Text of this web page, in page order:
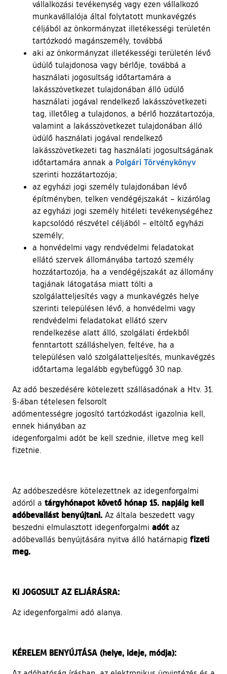
vállalkozási tevékenység vagy ezen vállalkozó
munkavállalója által folytatott munkavégzés
céljából az önkormányzat illetékességi területén
tartózkodó magánszemély, továbbá
aki az önkormányzat illetékességi területén lévő
üdülő tulajdonosa vagy bérlője, továbbá a
használati jogosultság időtartamára a
lakásszövetkezet tulajdonában álló üdülő
használati jogával rendelkező lakásszövetkezeti
tag, illetőleg a tulajdonos, a bérlő hozzátartozója,
valamint a lakásszövetkezet tulajdonában álló
üdülő használati jogával rendelkező
lakásszövetkezeti tag használati jogosultságának
időtartamára annak a Polgári Törvénykönyv(külső
szerinti hozzátartozója;
az egyházi jogi személy tulajdonában lévő
építményben, telken vendégéjszakát – kizárólag
az egyházi jogi személy hitéleti tevékenységéhez
kapcsolódó részvétel céljából – eltöltő egyházi
személy;
a honvédelmi vagy rendvédelmi feladatokat
ellátó szervek állományába tartozó személy
hozzátartozója, ha a vendégéjszakát az állomány
tagjának látogatása miatt tölti a
szolgálatteljesítés vagy a munkavégzés helye
szerinti településen lévő, a honvédelmi vagy
rendvédelmi feladatokat ellátó szerv
rendelkezése alatt álló, szolgálati érdekből
fenntartott szálláshelyen, feltéve, ha a
településen való szolgálatteljesítés, munkavégzés
időtartama legalább egybefüggő 30 nap.
Az adó beszedésére kötelezett szállásadónak a Htv. 31.
§-ában tételesen felsorolt
adómentességre jogosító tartózkodást igazolnia kell,
ennek hiányában az
idegenforgalmi adót be kell szednie, illetve meg kell
fizetnie.
Az adóbeszedésre kötelezettnek az idegenforgalmi
adóról a tárgyhónapot követő hónap 15. napjáig kell
adóbevallást benyújtani. Az általa beszedett vagy
beszedni elmulasztott idegenforgalmi adótaz
adóbevallás benyújtására nyitva álló határnapig fizeti
meg.
KI JOGOSULT AZ ELJÁRÁSRA:
Az idegenforgalmi adó alanya.
KÉRELEM BENYÚJTÁSA (helye, ideje, módja):